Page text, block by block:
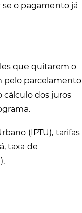
se o pagamento já
que quitarem o
pelo parcelamento
cálculo dos juros
(IPTU), tarifas
taxa de